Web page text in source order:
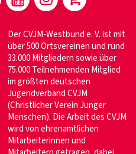
Der CVJM-Westbund e. V. ist mit
über 500 Ortsvereinen und rund
33.000 Mitgliedern sowie über
75.000 Teilnehmenden Mitglied
im größten deutschen
Jugendverband CVJM
(Christlicher Verein Junger
Menschen). Die Arbeit des CVJM
wird von ehrenamtlichen
Mitarbeiterinnen und